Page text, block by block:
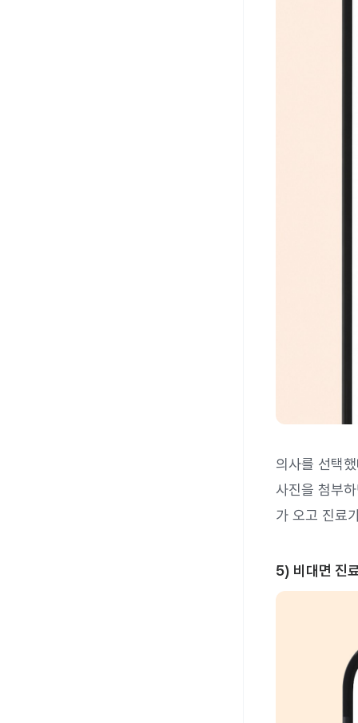
의사를 선택
사진을 첨부
가 오고 진료
5) 비대면 진